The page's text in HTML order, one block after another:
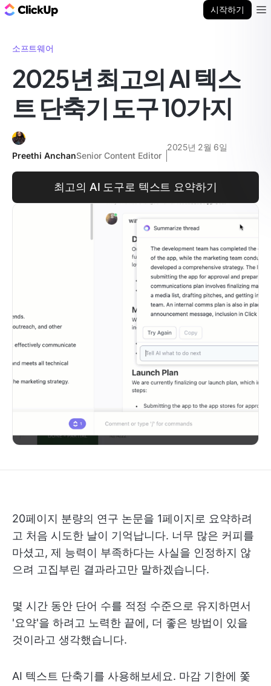
시작하기
소프트웨어
2025년 최고의 AI 텍스
트 단축기 도구 10가지
Preethi AnchanSenior Content Editor
2025년 2월 6일
최고의 AI 도구로 텍스트 요약하기
20페이지 분량의 연구 논문을 1페이지로 요약하려
고 처음 시도한 날이 기억납니다. 너무 많은 커피를
마셨고, 제 능력이 부족하다는 사실을 인정하지 않
으려 고집부린 결과라고만 말하겠습니다.
몇 시간 동안 단어 수를 적정 수준으로 유지하면서
'요약'을 하려고 노력한 끝에, 더 좋은 방법이 있을
것이라고 생각했습니다.
AI 텍스트 단축기를 사용해보세요. 마감 기한에 쫓